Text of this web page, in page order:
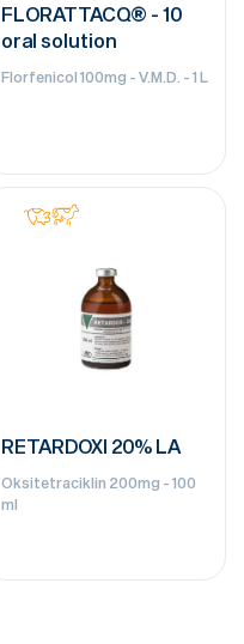
FLORATTACQ® - 10
oral solution
Florfenicol 100mg - V.M.D. - 1 L
RETARDOXI 20% LA
Oksitetraciklin 200mg - 100
ml